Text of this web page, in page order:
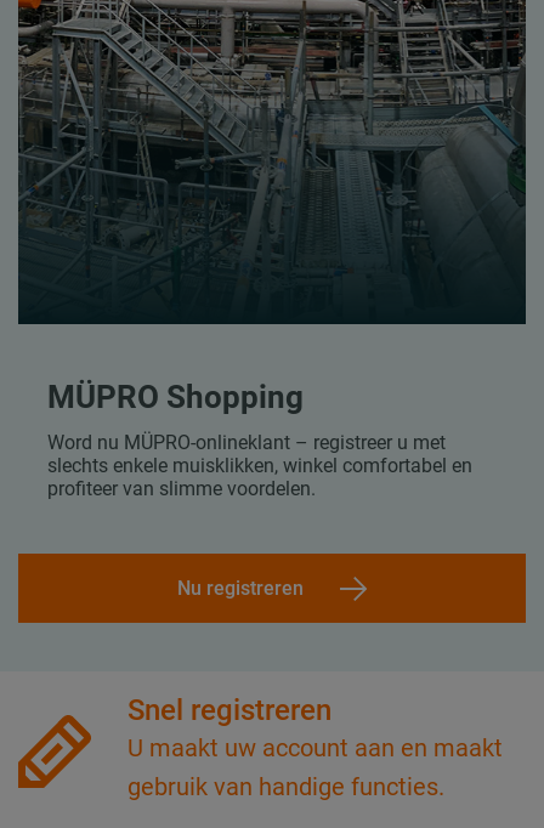
MÜPRO Shopping
Word nu MÜPRO-onlineklant – registreer u met
slechts enkele muisklikken, winkel comfortabel en
profiteer van slimme voordelen.
Nu registreren
Snel registreren
U maakt uw account aan en maakt
gebruik van handige functies.